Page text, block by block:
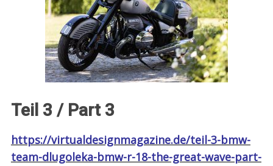
Teil 3 / Part 3
https://virtualdesignmagazine.de/teil-3-bmw-
team-dlugoleka-bmw-r-18-the-great-wave-part-